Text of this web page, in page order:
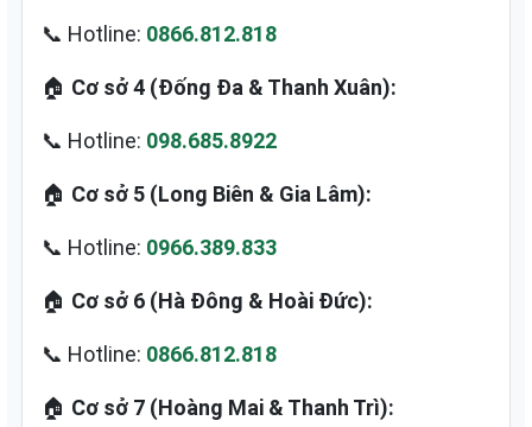
📞 Hotline: 0866.812.818
🏠 Cơ sở 4 (Đống Đa & Thanh Xuân):
📞 Hotline: 098.685.8922
🏠 Cơ sở 5 (Long Biên & Gia Lâm):
📞 Hotline: 0966.389.833
🏠 Cơ sở 6 (Hà Đông & Hoài Đức):
📞 Hotline: 0866.812.818
🏠 Cơ sở 7 (Hoàng Mai & Thanh Trì):